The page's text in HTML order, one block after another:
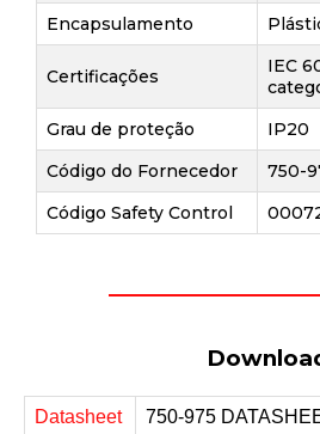
Encapsulamento
Certificações
IEC
Grau de proteção
IP20
Código do Fornecedor
750-
Código Safety Control
Datasheet 750-975